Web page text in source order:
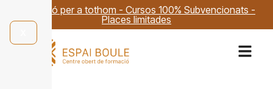
Formació per a tothom - Cursos 100% Subvencionats -
Places limitades